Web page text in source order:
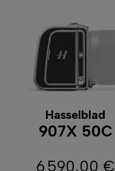
Hasselblad
907X 50C
6 590,00 €